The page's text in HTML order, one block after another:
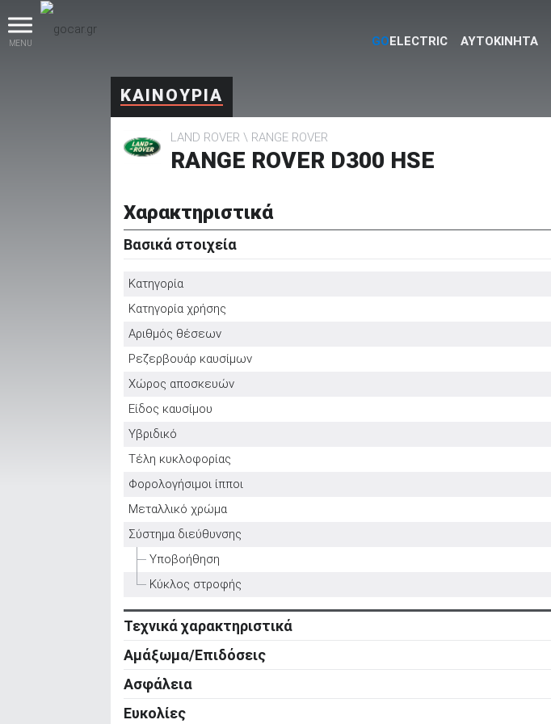
MENU GOELECTRIC ΑΥΤΟΚΙΝΗΤΑ
βρες το!
Μεταχειρισμένα
Επιχειρήσεις
ΚΑΙΝΟΥΡΙΑ
LAND ROVER RANGE ROVER
RANGE ROVER D300 HSE
Χαρακτηριστικά
Βασικά στοιχεία
Κατηγορία
Κατηγορία χρήσης
Αριθμός θέσεων
Ρεζερβουάρ καυσίμων
Χώρος αποσκευών
Είδος καυσίμου
Υβριδικό
Τέλη κυκλοφορίας
Φορολογήσιμοι ίπποι
Μεταλλικό χρώμα
Σύστημα διεύθυνσης
Υποβοήθηση
Κύκλος στροφής
Τεχνικά χαρακτηριστικά
Κινητήρας
Κύλινδροι
Βαλβίδες
Κυβισμός
Αμάξωμα/Επιδόσεις
Αμάξωμα
Τύπος
Αριθμός θυρών
Ασφάλεια
Ενεργητική ασφάλεια
ABS
Ευκολίες